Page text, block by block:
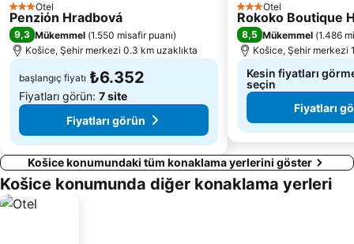
3 Yıldız
Otel
Penzión Hradbová
9,3 Mükemmel (1.550 misafir puanı)
Košice, Şehir merkezi 0.3 km uzaklıkta
başlangıç fiyatı ₺6.352
Fiyatları görün: 7 site
Fiyatları görün
3 Yıldız
Otel
Rokoko Boutique
8,5 Mükemmel (1.486
Košice, Şehir merkezi
Kesin fiyatları
seçin
Fiyatları
Košice konumundaki tüm konaklama yerlerini göster
Košice konumunda diğer konaklama yerleri